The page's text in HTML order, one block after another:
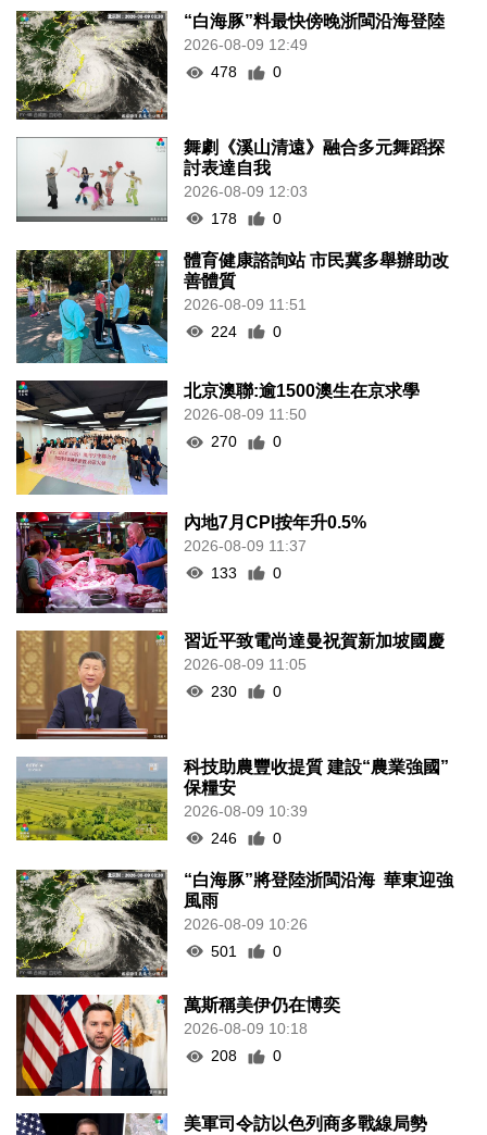
“白海豚”料最快傍晚浙閩沿海登陸
2026-08-09 12:49
478
0
舞劇《溪山清遠》融合多元舞蹈探
討表達自我
2026-08-09 12:03
178
0
體育健康諮詢站 市民冀多舉辦助改
善體質
2026-08-09 11:51
224
0
北京澳聯:逾1500澳生在京求學
2026-08-09 11:50
270
0
內地7月CPI按年升0.5%
2026-08-09 11:37
133
0
習近平致電尚達曼祝賀新加坡國慶
2026-08-09 11:05
230
0
科技助農豐收提質 建設“農業強國”
保糧安
2026-08-09 10:39
246
0
“白海豚”將登陸浙閩沿海 華東迎強
風雨
2026-08-09 10:26
501
0
萬斯稱美伊仍在博奕
2026-08-09 10:18
208
0
美軍司令訪以色列商多戰線局勢